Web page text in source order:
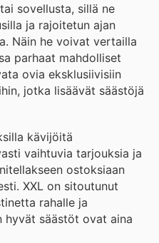
sovellusta, sillä ne
ja rajoitetun ajan
Näin he voivat vertailla
parhaat mahdolliset
ovia eksklusiivisiin
jotka lisäävät säästöjä
kävijöitä
vaihtuvia tarjouksia ja
ostoksiaan
XXL on sitoutunut
rahalle ja
säästöt ovat aina